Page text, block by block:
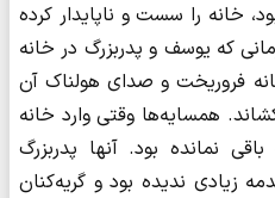
خانه را سست و ناپایدار کرده
9:30صبح و زمانی که یوسف و پدربزرگ در خانه
فرو‌ریخت و صدای هولناک آن
همسایه‌ها وقتی وارد خانه
نمانده بود. آنها پدربزرگ
زیادی ندیده بود و گریه‌کنان